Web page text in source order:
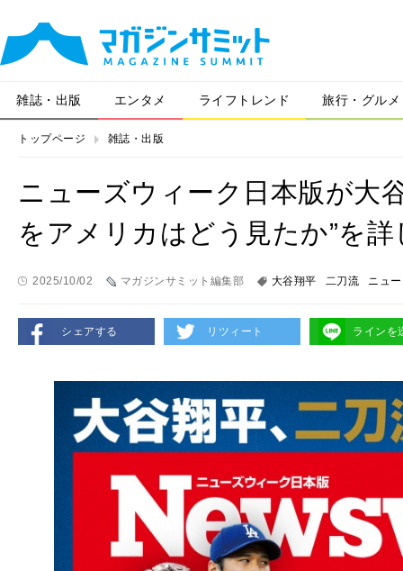
雑誌・出版 エンタメ ライフトレンド 旅行・グルメ
トップページ 雑誌・出版
ニューズウィーク日本版が大
をアメリカはどう見たか”を詳
2025/10/02 マガジンサミット編集部 大谷翔平 二刀流 ニュ
シェアする リツィート ラインを